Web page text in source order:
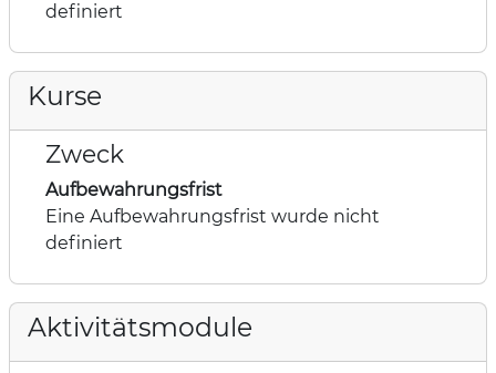
definiert
Kurse
Zweck
Aufbewahrungsfrist
Eine Aufbewahrungsfrist wurde nicht
definiert
Aktivitätsmodule